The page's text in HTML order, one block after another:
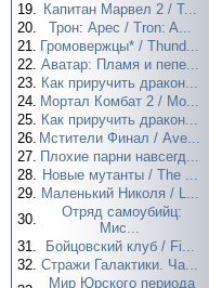
19. Капитан Марвел 2 / T...
20.
Трон: Арес / Tron: A...
21. Громовержцы* / Thund...
22. Аватар: Пламя и пепе...
23. Как приручить дракон...
24. Мортал Комбат 2 / Mo...
25. Как приручить дракон...
26. Мстители Финал / Ave...
27. Плохие парни навсегд...
28. Новые мутанты / The ...
29. Маленький Николя / L...
30.
Отряд самоубийц:
Мис...
31.
Бойцовский клуб / Fi...
32. Стражи Галактики. Ча...
Мир Юрского периода